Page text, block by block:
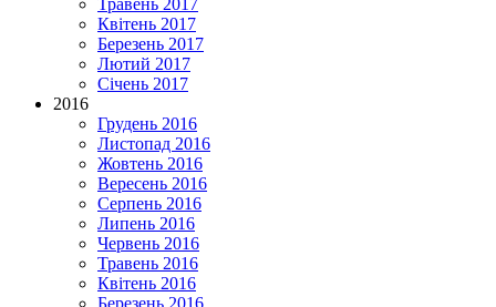
Травень 2017
Квітень 2017
Березень 2017
Лютий 2017
Січень 2017
2016
Грудень 2016
Листопад 2016
Жовтень 2016
Вересень 2016
Серпень 2016
Липень 2016
Червень 2016
Травень 2016
Квітень 2016